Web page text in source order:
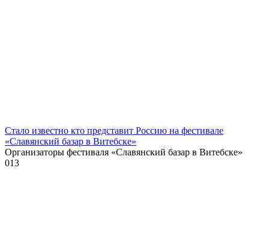
Стало известно кто представит Россию на фестивале
«Славянский базар в Витебске»
Организаторы фестиваля «Славянский базар в Витебске»
013